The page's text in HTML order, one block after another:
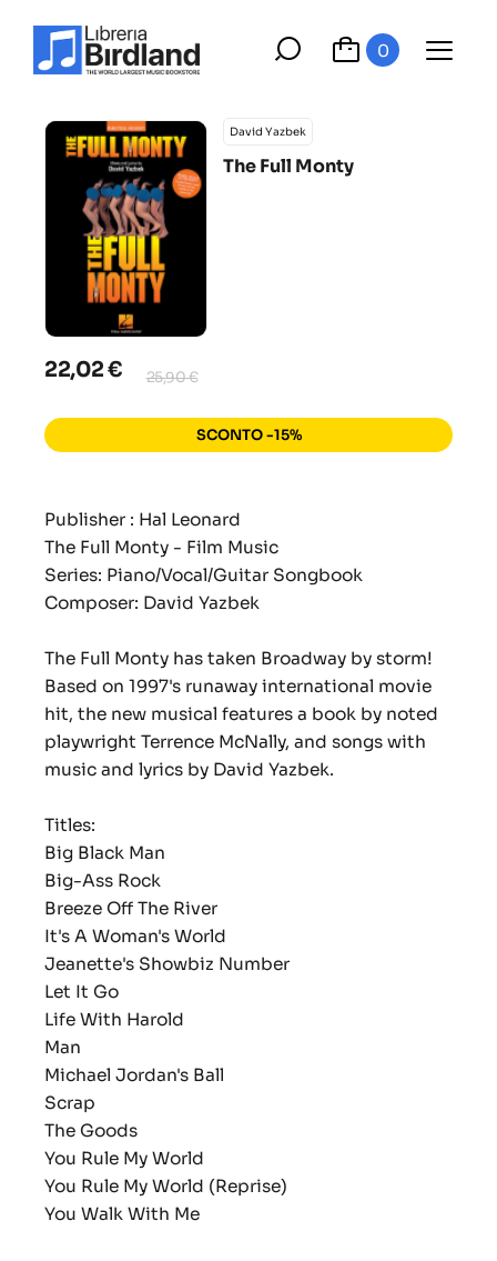
0
David Yazbek
The Full Monty
22,02 € 25,90 €
SCONTO -15%
Publisher : Hal Leonard
The Full Monty - Film Music
Series: Piano/Vocal/Guitar Songbook
Composer: David Yazbek
The Full Monty has taken Broadway by storm!
Based on 1997's runaway international movie
hit, the new musical features a book by noted
playwright Terrence McNally, and songs with
music and lyrics by David Yazbek.
Titles:
Big Black Man
Big-Ass Rock
Breeze Off The River
It's A Woman's World
Jeanette's Showbiz Number
Let It Go
Life With Harold
Man
Michael Jordan's Ball
Scrap
The Goods
You Rule My World
You Rule My World (Reprise)
You Walk With Me